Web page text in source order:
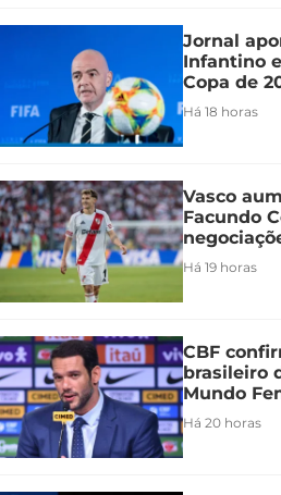
Jornal
Infantino
Copa de
Há 18 horas
Vasco
Facundo
Há 19 horas
CBF
brasileiro
Mundo
Há 20 horas